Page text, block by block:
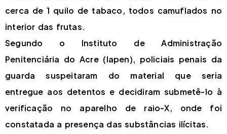
cerca de 1 quilo de tabaco, todos camuflados no
interior das frutas.
Segundo o Instituto de Administração
Penitenciária do Acre (Iapen), policiais penais da
guarda suspeitaram do material que seria
entregue aos detentos e decidiram submetê-lo à
verificação no aparelho de raio-X, onde foi
constatada a presença das substâncias ilícitas.